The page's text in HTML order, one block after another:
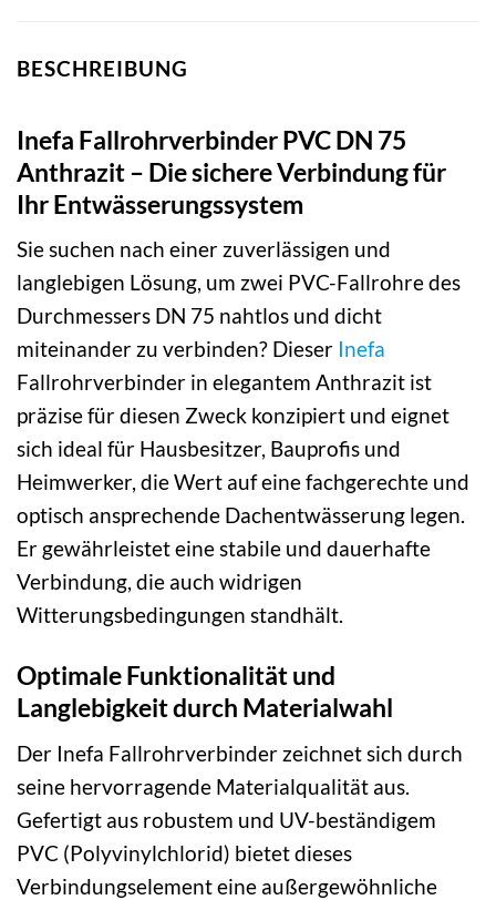
BESCHREIBUNG
Inefa Fallrohrverbinder PVC DN 75
Anthrazit – Die sichere Verbindung für
Ihr Entwässerungssystem
Sie suchen nach einer zuverlässigen und
langlebigen Lösung, um zwei PVC-Fallrohre des
Durchmessers DN 75 nahtlos und dicht
miteinander zu verbinden? Dieser Inefa
Fallrohrverbinder in elegantem Anthrazit ist
präzise für diesen Zweck konzipiert und eignet
sich ideal für Hausbesitzer, Bauprofis und
Heimwerker, die Wert auf eine fachgerechte und
optisch ansprechende Dachentwässerung legen.
Er gewährleistet eine stabile und dauerhafte
Verbindung, die auch widrigen
Witterungsbedingungen standhält.
Optimale Funktionalität und
Langlebigkeit durch Materialwahl
Der Inefa Fallrohrverbinder zeichnet sich durch
seine hervorragende Materialqualität aus.
Gefertigt aus robustem und UV-beständigem
PVC (Polyvinylchlorid) bietet dieses
Verbindungselement eine außergewöhnliche